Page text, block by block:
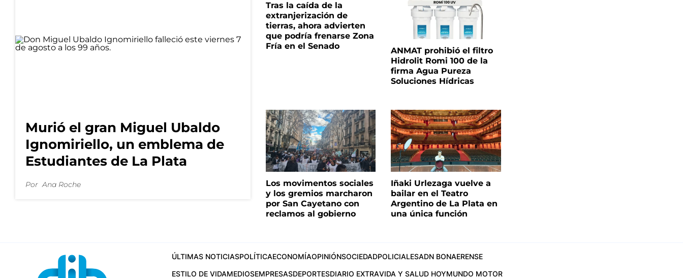
Murió el gran Miguel Ubaldo
Ignomiriello, un emblema de
Estudiantes de La Plata
Por Ana Roche
Tras la caída de la
extranjerización de
tierras, ahora advierten
que podría frenarse Zona
Fría en el Senado
ANMAT prohibió el filtro
Hidrolit Romi 100 de la
firma Agua Pureza
Soluciones Hídricas
Los movimentos sociales
y los gremios marcharon
por San Cayetano con
reclamos al gobierno
Iñaki Urlezaga vuelve a
bailar en el Teatro
Argentino de La Plata en
una única función
ÚLTIMAS NOTICIASPOLÍTICAECONOMÍAOPINIÓNSOCIEDADPOLICIALESADN BONAERENSE
ESTILO DE VIDAMEDIOSEMPRESASDEPORTESDIARIO EXTRAVIDA Y SALUD HOYMUNDO MOTOR